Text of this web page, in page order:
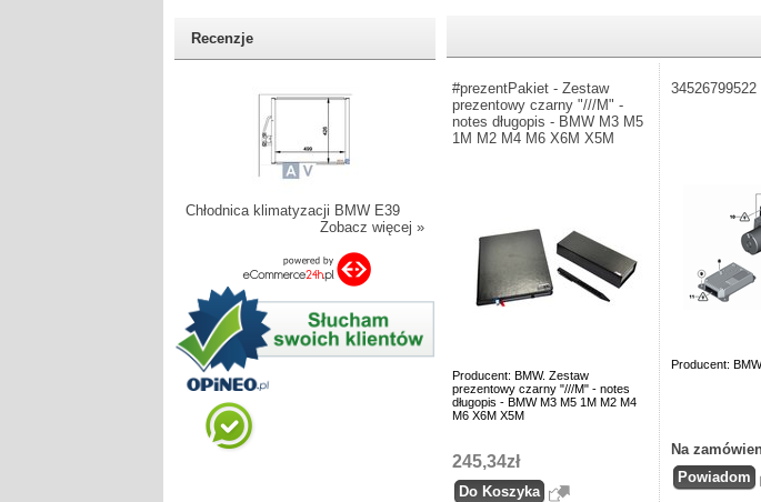
Recenzje
Chłodnica klimatyzacji BMW E39
Zobacz więcej »
#prezentPakiet - Zestaw
prezentowy czarny "///M" -
notes długopis - BMW M3 M5
1M M2 M4 M6 X6M X5M
Producent: BMW. Zestaw
prezentowy czarny "///M" - notes
długopis - BMW M3 M5 1M M2 M4
M6 X6M X5M
245,34zł
34526799522
Producent:
Na